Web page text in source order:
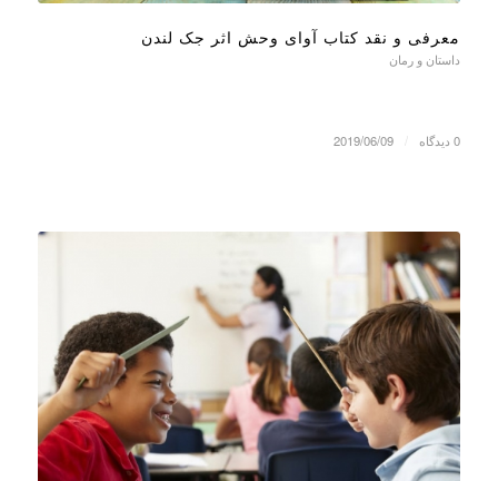
معرفی و نقد کتاب آوای وحش اثر جک لندن
داستان و رمان
0 دیدگاه 2019/06/09